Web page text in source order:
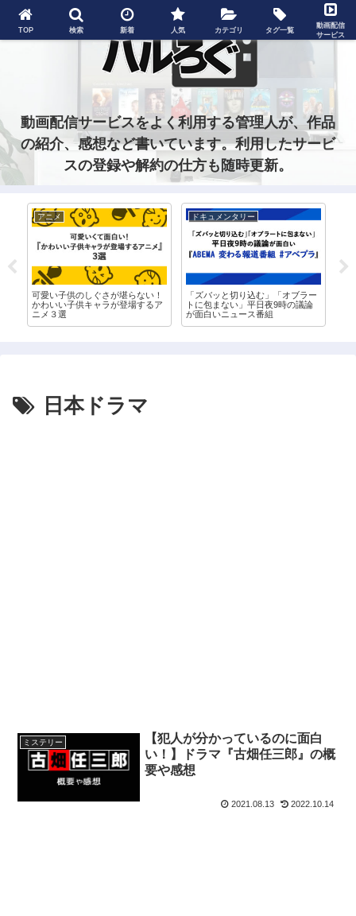
動画配信サービスをよく利用する管理人が、作品
の紹介、感想など書いています。利用したサービ
スの登録や解約の仕方も随時更新。
アニメ
可愛い子供のしぐさが堪らない！
かわいい子供キャラが登場するア
ニメ３選
ドキュメンタリー
「ズバッと切り込む」「オブラー
トに包まない」平日夜9時の議論
が面白いニュース番組
日本ドラマ
ミステリー
【犯人が分かっているのに面白
い！】ドラマ『古畑任三郎』の概
要や感想
2021.08.13 2022.10.14
TOP 検索 新着 人気 カテゴリ タグ一覧
動画配信
サービス